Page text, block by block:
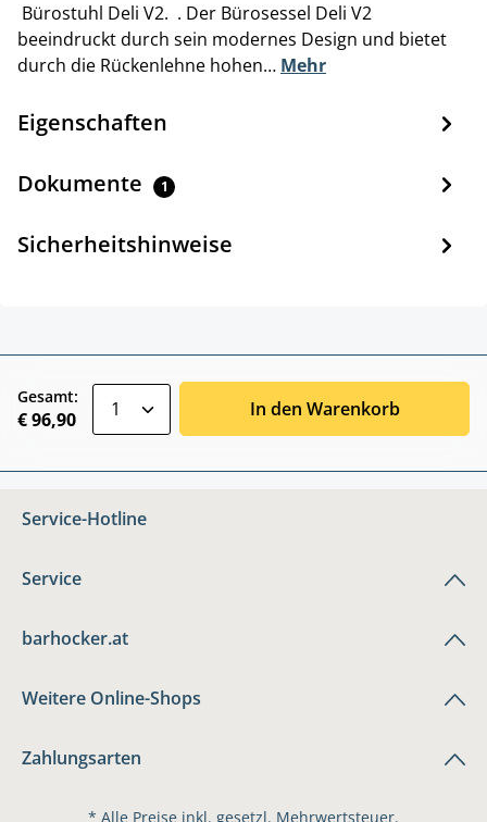
Bürostuhl Deli V2. . Der Bürosessel Deli V2
beeindruckt durch sein modernes Design und bietet
durch die Rückenlehne hohen… Mehr
Eigenschaften
Dokumente 1
Sicherheitshinweise
Gesamt:
€ 96,90 In den Warenkorb
Service-Hotline
Service
barhocker.at
Weitere Online-Shops
Zahlungsarten
* Alle Preise inkl. gesetzl. Mehrwertsteuer.